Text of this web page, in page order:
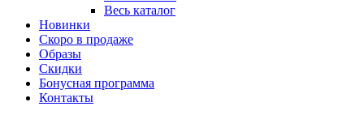
Весь каталог
Новинки
Скоро в продаже
Образы
Скидки
Бонусная программа
Контакты